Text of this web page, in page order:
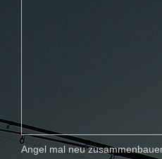
Angel mal neu